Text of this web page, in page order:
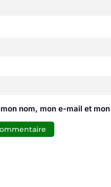
nom, mon e-mail et